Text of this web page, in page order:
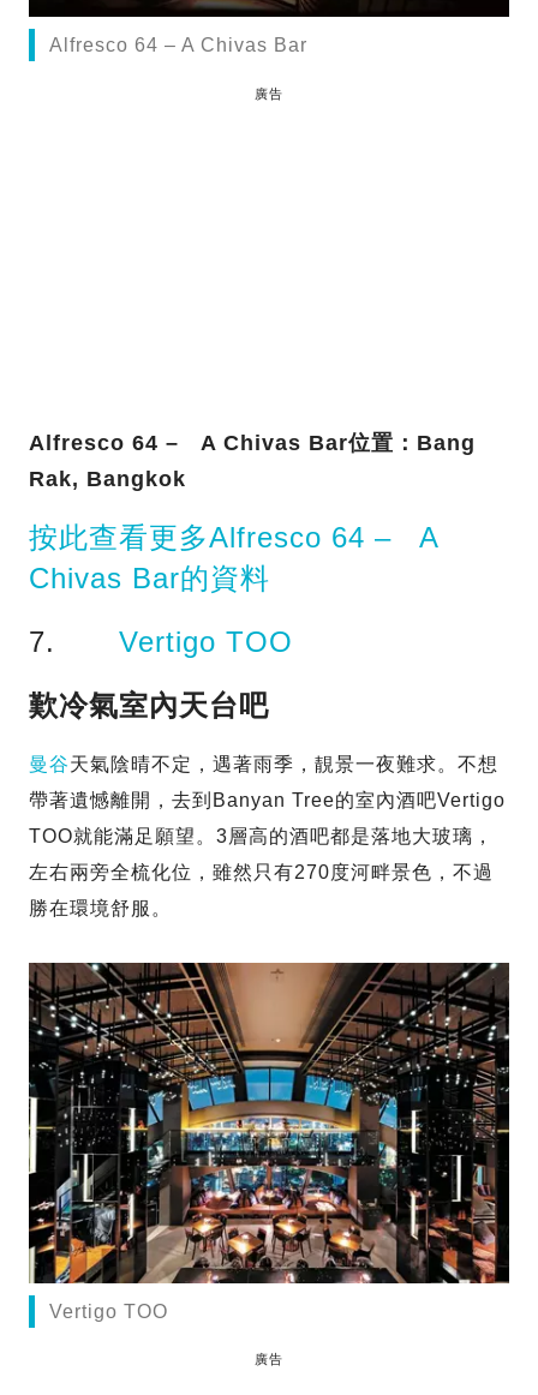
Alfresco 64 – A Chivas Bar
廣告
Alfresco 64 – A Chivas Bar位置：Bang
Rak, Bangkok
按此查看更多Alfresco 64 – A
Chivas Bar的資料
7. Vertigo TOO
歎冷氣室內天台吧
曼谷天氣陰晴不定，遇著雨季，靚景一夜難求。不想
帶著遺憾離開，去到Banyan Tree的室內酒吧Vertigo
TOO就能滿足願望。3層高的酒吧都是落地大玻璃，
左右兩旁全梳化位，雖然只有270度河畔景色，不過
勝在環境舒服。
Vertigo TOO
廣告